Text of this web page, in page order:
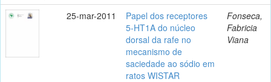
25-mar-2011
Papel dos receptores
5-HT1A do núcleo
dorsal da rafe no
mecanismo de
saciedade ao sódio em
ratos WISTAR
Fonseca,
Fabricia
Viana